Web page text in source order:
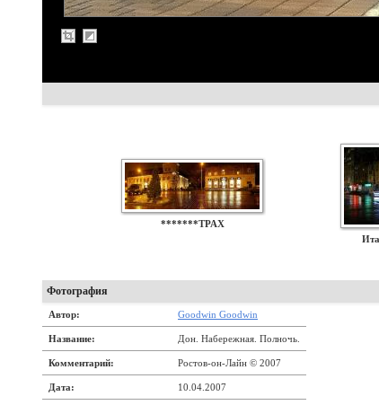
*******ТРАХ
Фотография
Автор: Goodwin Goodwin
Название: Дон. Набережная. Полночь.
Комментарий: Ростов-он-Лайн © 2007
Дата: 10.04.2007